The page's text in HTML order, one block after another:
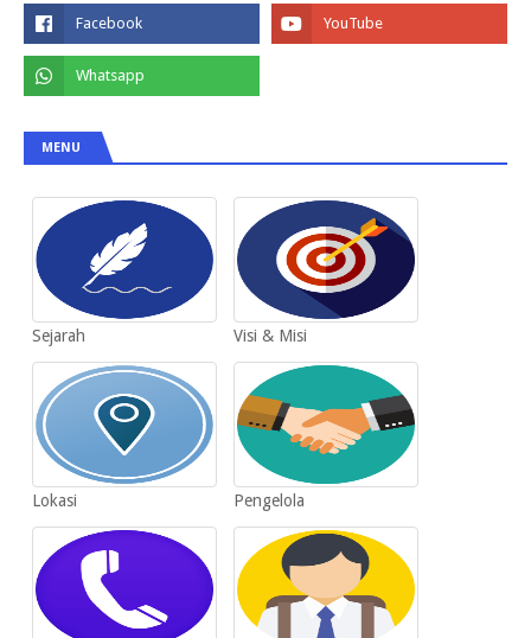
MENU
Sejarah Visi & Misi
Lokasi Pengelola